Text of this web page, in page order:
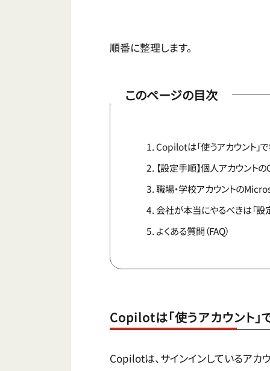
順番に整理します。
このページの目次
Copilotは「使うアカウント」
【設定手順】個人アカウン
職場・学校アカウントの
会社が本当にやるべきは「設
よくある質問（FAQ）
Copilotは「使うアカウント
Copilotは、サインインしているアカ